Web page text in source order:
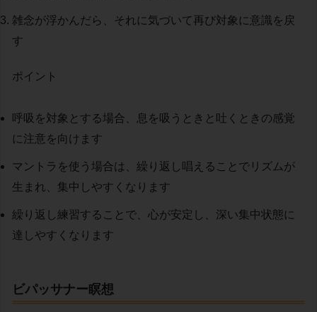
雑念が浮かんだら、それに気づいて再び対象に意識を戻
す
ポイント
呼吸を対象とする場合、息を吸うときと吐くときの感覚
に注意を向けます
マントラを使う場合は、繰り返し唱えることでリズムが
生まれ、集中しやすくなります
繰り返し練習することで、心が安定し、深い集中状態に
達しやすくなります
ビパッサナー瞑想